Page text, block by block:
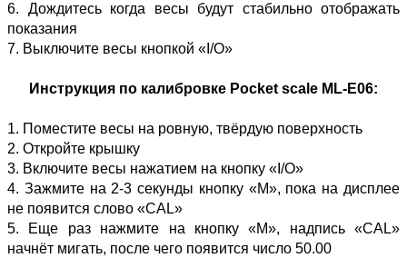
6. Дождитесь когда весы будут стабильно отображать
показания
7. Выключите весы кнопкой «I/O»
Инструкция по калибровке Pocket scale ML-E06:
1. Поместите весы на ровную, твёрдую поверхность
2. Откройте крышку
3. Включите весы нажатием на кнопку «I/O»
4. Зажмите на 2-3 секунды кнопку «М», пока на дисплее
не появится слово «CAL»
5. Еще раз нажмите на кнопку «М», надпись «CAL»
начнёт мигать, после чего появится число 50.00